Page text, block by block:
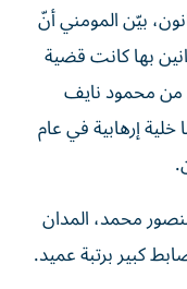
بيّن المومني أنّ
بها كانت قضية
من محمود نايف
إرهابية في عام
محمد، المدان